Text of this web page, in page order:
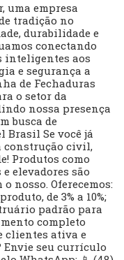
uma empresa
tradição no
durabilidade e
conectando
inteligentes aos
e segurança a
de Fechaduras
o setor da
nossa presença
busca de
Brasil Se você já
construção civil,
Produtos como
elevadores são
nosso. Oferecemos:
de 3% a 10%;
padrão para
completo
clientes ativa e
Envie seu currículo